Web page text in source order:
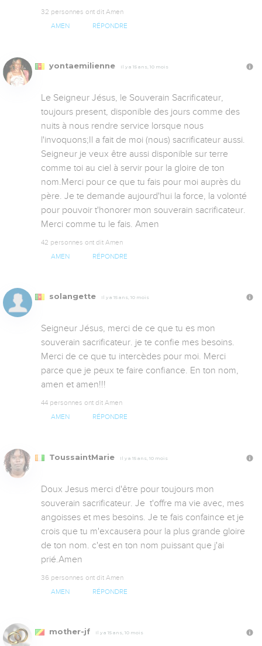
32 personnes ont dit Amen
AMEN RÉPONDRE
yontaemilienne Il y a 15 ans, 10 mois
Le Seigneur Jésus, le Souverain Sacrificateur,
toujours present, disponible des jours comme des
nuits à nous rendre service lorsque nous
l'invoquons;Il a fait de moi (nous) sacrificateur aussi.
Seigneur je veux être aussi disponible sur terre
comme toi au ciel à servir pour la gloire de ton
nom.Merci pour ce que tu fais pour moi auprès du
père. Je te demande aujourd'hui la force, la volonté
pour pouvoir t'honorer mon souverain sacrificateur.
Merci comme tu le fais. Amen
42 personnes ont dit Amen
AMEN RÉPONDRE
solangette Il y a 15 ans, 10 mois
Seigneur Jésus, merci de ce que tu es mon
souverain sacrificateur. je te confie mes besoins.
Merci de ce que tu intercèdes pour moi. Merci
parce que je peux te faire confiance. En ton nom,
amen et amen!!!
44 personnes ont dit Amen
AMEN RÉPONDRE
ToussaintMarie Il y a 15 ans, 10 mois
Doux Jesus merci d'être pour toujours mon
souverain sacrificateur. Je  t'offre ma vie avec, mes
angoisses et mes besoins. Je te fais confaince et je
crois que tu m'excausera pour la plus grande gloire
de ton nom. c'est en ton nom puissant que j'ai
prié.Amen
36 personnes ont dit Amen
AMEN RÉPONDRE
mother-jf Il y a 15 ans, 10 mois